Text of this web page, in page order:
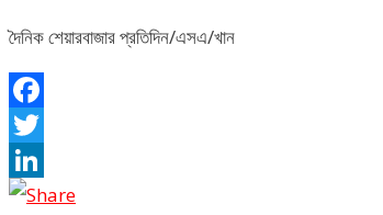
দৈনিক শেয়ারবাজার প্রতিদিন/এসএ/খান
Facebook
Twitter
LinkedIn